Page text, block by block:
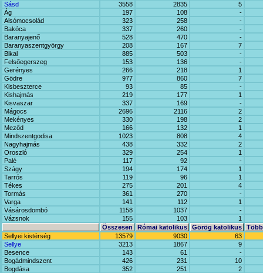
Sásd
3558 2835
5
Ág
197 108
-
Alsómocsolád
323 258
-
Bakóca
337 260
-
Baranyajenő
528 470
-
Baranyaszentgyörgy
208 167
7
Bikal
885 503
-
Felsőegerszeg
153 136
-
Gerényes
266 218
1
Gödre
977 860
7
Kisbeszterce
93 85
-
Kishajmás
219 177
1
Kisvaszar
337 169
-
Mágocs
2696 2116
2
Mekényes
330 198
2
Meződ
166 132
1
Mindszentgodisa
1023 808
4
Nagyhajmás
438 332
2
Oroszló
329 254
1
Palé
117 92
-
Szágy
194 174
1
Tarrós
119 96
1
Tékes
275 201
4
Tormás
361 270
-
Varga
141 112
1
Vásárosdombó
1158 1037
-
Vázsnok
155 103
1
Összesen
Római katolikus Görög katolikus
Sellyei kistérség
13579 9030
63
Sellye
3213 1867
9
Besence
143 61
-
Bogádmindszent
426 231
10
Bogdása
352 251
2